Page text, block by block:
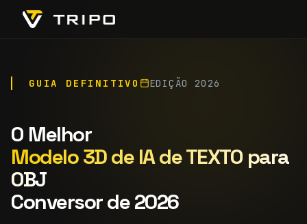
GUIA DEFINITIVO EDIÇÃO 2026
O Melhor
Modelo 3D de IA de TEXTO para
OBJ
Conversor de 2026